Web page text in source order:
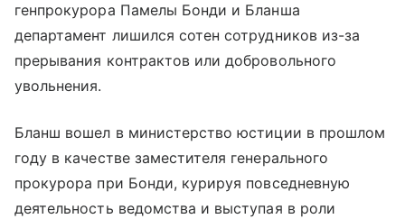
генпрокурора Памелы Бонди и Бланша
департамент лишился сотен сотрудников из-за
прерывания контрактов или добровольного
увольнения.
Бланш вошел в министерство юстиции в прошлом
году в качестве заместителя генерального
прокурора при Бонди, курируя повседневную
деятельность ведомства и выступая в роли